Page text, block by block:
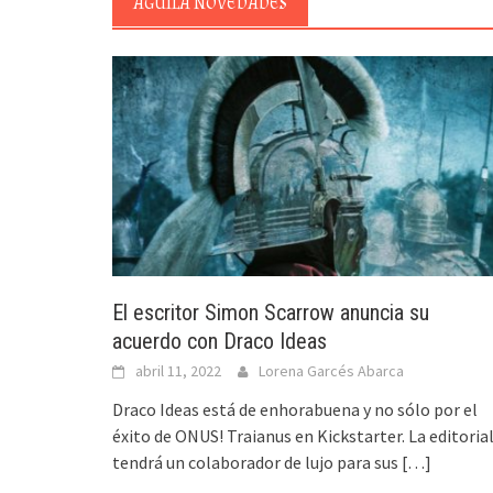
El escritor Simon Scarrow anuncia su
acuerdo con Draco Ideas
abril 11, 2022 Lorena Garcés Abarca
Draco Ideas está de enhorabuena y no sólo por el
éxito de ONUS! Traianus en Kickstarter. La editorial
tendrá un colaborador de lujo para sus […]